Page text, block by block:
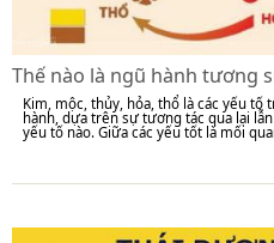
Thế nào là ngũ hành tương
Kim, mộc, thủy, hỏa, thổ là các yếu
hành, dựa trên sự tương tác qua lại
yếu tố nào. Giữa các yếu tốt là mối